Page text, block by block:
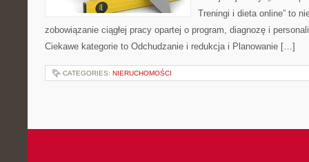
Treningi i dieta online” to
zobowiązanie ciągłej pracy opartej o program, diagnozę i
Ciekawe kategorie to Odchudzanie i redukcja i Planowanie […]
CATEGORIES: NIERUCHOMOŚCI